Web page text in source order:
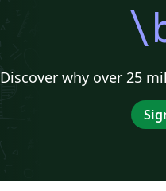
Discover why over 25